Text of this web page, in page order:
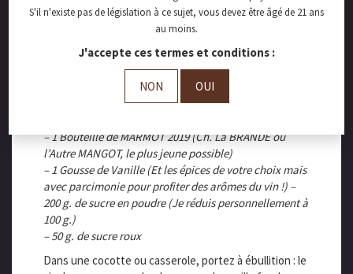
Soupe de Fraises Gariguettes Infusion de «
Marmot 2019 » d’Anne-Marie TODESCHINI
Laissez-vous tenter par ce dessert printanier
rafraichissant et riche en saveurs !
Pour 6 Pers : FACILE ET RAPIDE
– 1 Bouteille de MARMOT 2019 (Ch. La BRANDE ou
l’Autre MANGOT, le plus jeune possible)
– 1 Gousse de Vanille (Et les épices de votre choix mais
avec parcimonie pour profiter des arômes du vin !) –
200 g. de sucre en poudre (Je réduis personnellement à
100 g.)
– 50 g. de sucre roux
Dans une cocotte ou casserole, portez à ébullition : le
S'il n'existe pas de législation à ce sujet, vous devez être âgé de 21 ans
au moins.
J'accepte ces termes et conditions :
NON OUI